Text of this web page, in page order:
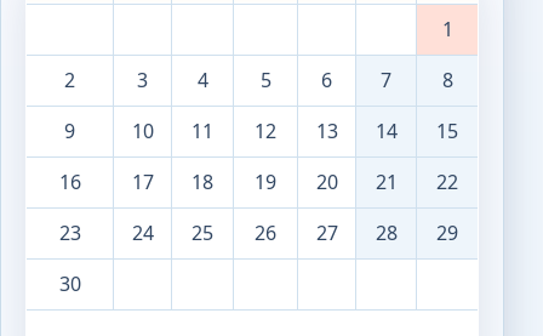
1
2
3 4 5 6 7
8
9
10 11 12 13 14
15
16
17 18 19 20 21
22
23
24 25 26 27 28
29
30